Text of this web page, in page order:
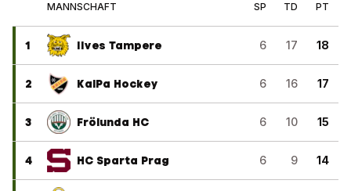
MANNSCHAFT SP TD PT
1 Ilves Tampere 6 17 18
2 KalPa Hockey 6 16 17
3 Frölunda HC 6 10 15
4 HC Sparta Prag 6 9 14